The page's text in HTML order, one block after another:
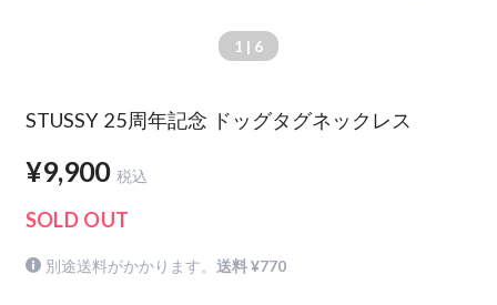
1 | 6
STUSSY 25周年記念 ドッグタグネックレス
¥9,900 税込
SOLD OUT
別途送料がかかります。送料 ¥770